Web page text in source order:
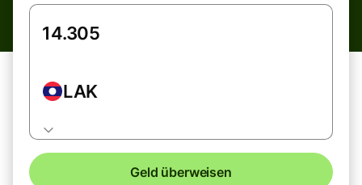
LAK
Geld überweisen